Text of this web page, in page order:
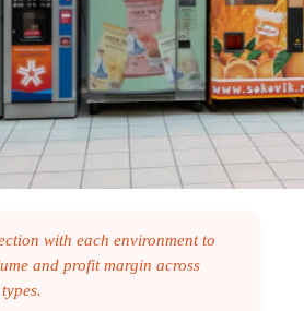
with each environment to
and profit margin across